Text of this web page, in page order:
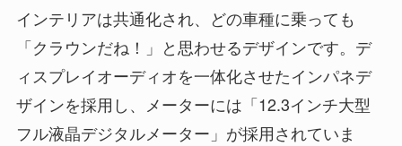
インテリアは共通化され、どの車種に乗っても
「クラウンだね！」と思わせるデザインです。デ
ィスプレイオーディオを一体化させたインパネデ
ザインを採用し、メーターには「12.3インチ大型
フル液晶デジタルメーター」が採用されていま